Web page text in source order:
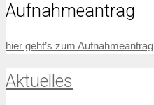
Aufnahmeantrag
hier geht’s zum Aufnahmeantrag
Aktuelles